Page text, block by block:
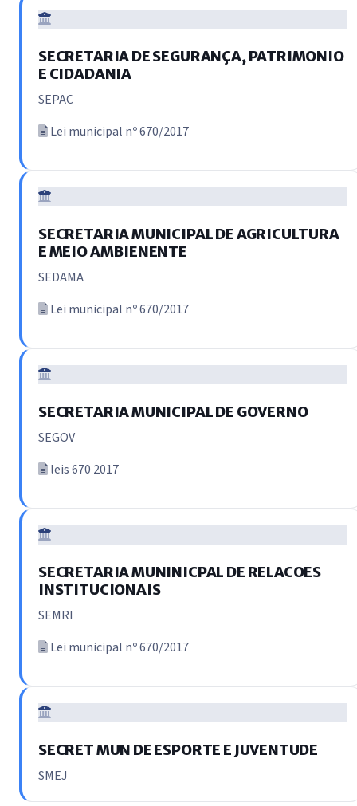
SECRETARIA DE SEGURANÇA, PATRIMONIO
E CIDADANIA
SEPAC
Lei municipal nº 670/2017
SECRETARIA MUNICIPAL DE AGRICULTURA
E MEIO AMBIENENTE
SEDAMA
Lei municipal nº 670/2017
SECRETARIA MUNICIPAL DE GOVERNO
SEGOV
leis 670 2017
SECRETARIA MUNINICPAL DE RELACOES
INSTITUCIONAIS
SEMRI
Lei municipal nº 670/2017
SECRET MUN DE ESPORTE E JUVENTUDE
SMEJ